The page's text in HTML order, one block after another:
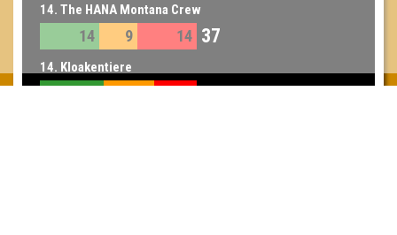
14. The HANA Montana Crew
14 9 14 37
14. Kloakentiere
37